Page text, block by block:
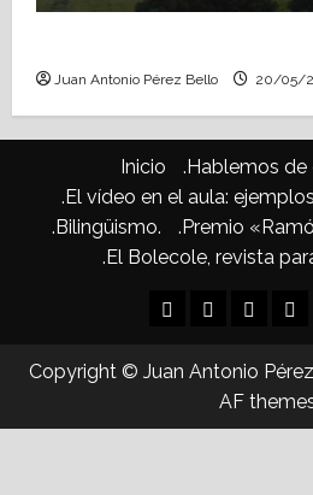
Juan Antonio Pérez Bello 20/05/
Inicio
.Hablemos de
.El vídeo en el aula:
.Bilingüismo.
.Premio
.El Bolecole, revista
Inicio.Hablemos
educación.
.El
en
el
Copyright © Juan Antonio
AF